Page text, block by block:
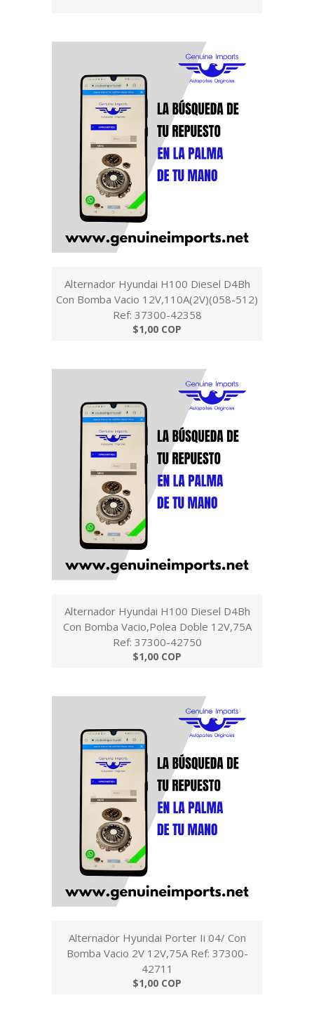
Alternador Hyundai H100 Diesel D4Bh
Con Bomba Vacio 12V,110A(2V)(058-512)
Ref: 37300-42358
$1,00 COP
Alternador Hyundai H100 Diesel D4Bh
Con Bomba Vacio,Polea Doble 12V,75A
Ref: 37300-42750
$1,00 COP
Alternador Hyundai Porter Ii 04/ Con
Bomba Vacio 2V 12V,75A Ref: 37300-
42711
$1,00 COP